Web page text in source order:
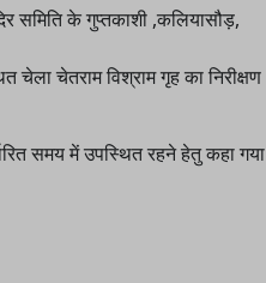
समिति के गुप्तकाशी ,कलियासौड़,
चेला चेतराम विश्राम गृह का निरीक्षण
समय में उपस्थित रहने हेतु कहा गया